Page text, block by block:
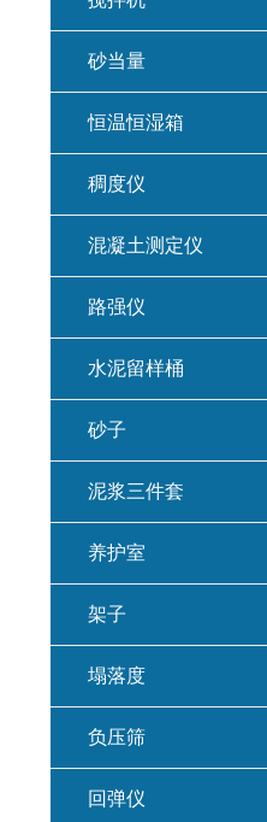
砂当量
恒温恒湿箱
稠度仪
混凝土测定仪
路强仪
水泥留样桶
砂子
泥浆三件套
养护室
架子
塌落度
负压筛
回弹仪